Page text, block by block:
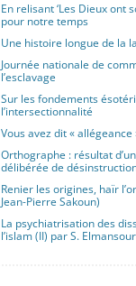
En relisant ‘Les Dieux ont
pour notre temps
Une histoire longue de la
Journée nationale de
l’esclavage
Sur les fondements
l’intersectionnalité
Vous avez dit « allégeance
Orthographe : résultat
délibérée de
Renier les origines, haïr
Jean-Pierre Sakoun)
La psychiatrisation des
l’islam (II) par S.